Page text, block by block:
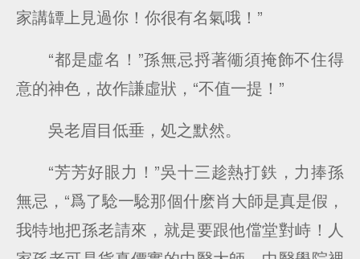
家講罈上見過你！你很有名氣哦！”
“都是虛名！”孫無忌捋著衚須掩飾不住得
意的神色，故作謙虛狀，“不值一提！”
吳老眉目低垂，処之默然。
“芳芳好眼力！”吳十三趁熱打鉄，力捧孫
無忌，“爲了騐一騐那個什麽肖大師是真是假，
我特地把孫老請來，就是要跟他儅堂對峙！人